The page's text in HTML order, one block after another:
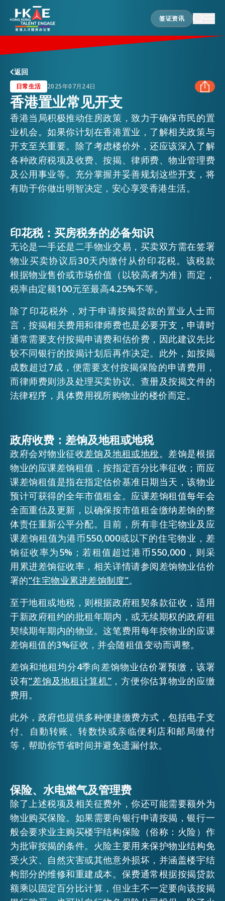
签证资讯
签证资讯
香港优势
居港须知
人才支援
就业资讯
活动情报
最新消息
关于我们
常见问题
联络我们
EN 繁 简
返回
日常生活 2025年07月24日
FACEBOOK
LINKEDIN
WHATSAPP
EMAIL
香港置业常见开支
香港当局积极推动住房政策，致力于确保市民的置
业机会。如果你计划在香港置业，了解相关政策与
开支至关重要。除了考虑楼价外，还应该深入了解
各种政府税项及收费、按揭、律师费、物业管理费
及公用事业等。充分掌握并妥善规划这些开支，将
有助于你做出明智决定，安心享受香港生活。
印花税：买房税务的必备知识
无论是一手还是二手物业交易，买卖双方需在签署
物业买卖协议后30天内缴付从价印花税。该税款
根据物业售价或市场价值（以较高者为准）而定，
税率由定额100元至最高4.25%不等。
除了印花税外，对于申请按揭贷款的置业人士而
言，按揭相关费用和律师费也是必要开支，申请时
通常需要支付按揭申请费和估价费，因此建议先比
较不同银行的按揭计划后再作决定。此外，如按揭
成数超过7成，便需要支付按揭保险的申请费用，
而律师费则涉及处理买卖协议、查册及按揭文件的
法律程序，具体费用视所购物业的楼价而定。
政府收费：差饷及地租或地税
政府会对物业征收差饷及地租或地稅。差饷是根据
物业的应课差饷租值，按指定百分比率征收；而应
课差饷租值是指在指定估价基准日期当天，该物业
预计可获得的全年市值租金。应课差饷租值每年会
全面重估及更新，以确保按市值租金缴纳差饷的整
体责任重新公平分配。目前，所有非住宅物业及应
课差饷租值为港币550,000或以下的住宅物业，差
饷征收率为5%；若租值超过港币550,000，则采
用累进差饷征收率，相关详情请参阅差饷物业估价
署的“住宅物业累进差饷制度”。
至于地租或地税，则根据政府租契条款征收，适用
于新政府租约的批租年期内，或无续期权的政府租
契续期年期内的物业。这笔费用每年按物业的应课
差饷租值的3%征收，并会随租值变动而调整。
差饷和地租均分4季向差饷物业估价署预缴，该署
设有“差饷及地租计算机” ，方便你估算物业的应缴
费用。
此外，政府也提供多种便捷缴费方式，包括电子支
付、自動转账、转数快或亲临便利店和邮局缴付
等，帮助你节省时间并避免遗漏付款。
保险、水电燃气及管理费
除了上述税项及相关征费外，你还可能需要额外为
物业购买保险。如果需要向银行申请按揭，银行一
般会要求业主购买楼宇结构保险（俗称：火险）作
为批审按揭的条件。火险主要用来保护物业结构免
受火灾、自然灾害或其他意外损坏，并涵盖楼宇结
构部分的维修和重建成本。保费通常根据按揭贷款
额乘以固定百分比计算，但业主不一定要向该按揭